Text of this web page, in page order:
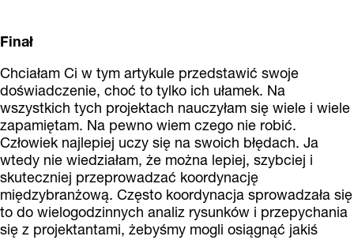
Finał
Chciałam Ci w tym artykule przedstawić swoje
doświadczenie, choć to tylko ich ułamek. Na
wszystkich tych projektach nauczyłam się wiele i wiele
zapamiętam. Na pewno wiem czego nie robić.
Człowiek najlepiej uczy się na swoich błędach. Ja
wtedy nie wiedziałam, że można lepiej, szybciej i
skuteczniej przeprowadzać koordynację
międzybranżową. Często koordynacja sprowadzała się
to do wielogodzinnych analiz rysunków i przepychania
się z projektantami, żebyśmy mogli osiągnąć jakiś